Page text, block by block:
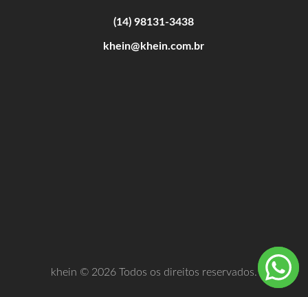
(14) 98131-3438
khein@khein.com.br
khein © 2026 Todos os direitos reservados.